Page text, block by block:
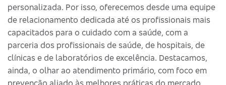
personalizada. Por isso, oferecemos desde uma equipe
de relacionamento dedicada até os profissionais mais
capacitados para o cuidado com a saúde, com a
parceria dos profissionais de saúde, de hospitais, de
clínicas e de laboratórios de excelência. Destacamos,
ainda, o olhar ao atendimento primário, com foco em
prevenção aliado às melhores práticas do mercado.